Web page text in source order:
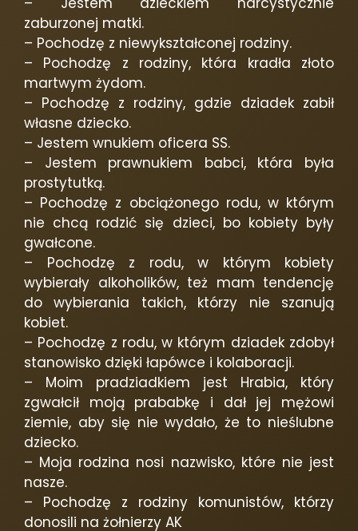
zaburzonej matki.
– Pochodzę z niewykształconej rodziny.
– Pochodzę z rodziny, która kradła złoto
martwym żydom.
– Pochodzę z rodziny, gdzie dziadek zabił
własne dziecko.
– Jestem wnukiem oficera SS.
– Jestem prawnukiem babci, która była
prostytutką.
– Pochodzę z obciążonego rodu, w którym
nie chcą rodzić się dzieci, bo kobiety były
gwałcone.
– Pochodzę z rodu, w którym kobiety
wybierały alkoholików, też mam tendencję
do wybierania takich, którzy nie szanują
kobiet.
– Pochodzę z rodu, w którym dziadek zdobył
stanowisko dzięki łapówce i kolaboracji.
– Moim pradziadkiem jest Hrabia, który
zgwałcił moją prababkę i dał jej mężowi
ziemie, aby się nie wydało, że to nieślubne
dziecko.
– Moja rodzina nosi nazwisko, które nie jest
nasze.
– Pochodzę z rodziny komunistów, którzy
donosili na żołnierzy AK